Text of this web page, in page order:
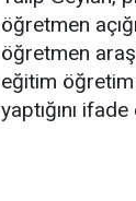
öğretmen
öğretmen
eğitim
yaptığını ifade